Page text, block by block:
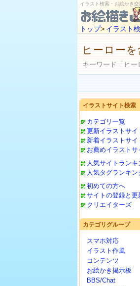
イラスト検索・お絵かき交
トップ> イラスト
ヒーロー
キーワード「ヒ
イラストサイト検索
カテゴリ一覧
更新イラストサイ
新着イラストサイ
お薦めイラストサ
人気サイトランキ
人気タグランキン
初めての方へ
サイトの登録と更
クリエイターズ
カテゴリグループ
スマホ対応
イラスト作風
コンテンツ
お絵かき掲示板
BBS/Chat